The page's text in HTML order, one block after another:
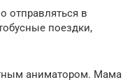
в
поездки,
аниматором. Мама